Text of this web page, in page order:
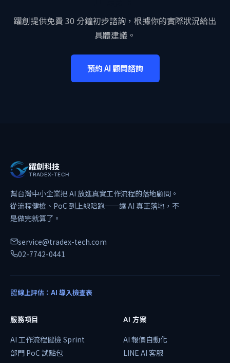
躍創提供免費 30 分鐘初步諮詢，根據你的實際狀況給出
具體建議。
預約 AI 顧問諮詢
躍創科技
TRADEX-TECH
幫台灣中小企業把 AI 放進真實工作流程的落地顧問。
從流程健檢、PoC 到上線陪跑——讓 AI 真正落地，不
是做完就算了。
service@tradex-tech.com
02-7742-0441
線上評估：AI 導入檢查表
服務項目
AI 工作流程健檢 Sprint
部門 PoC 試點包
AI 方案
AI 報價自動化
LINE AI 客服